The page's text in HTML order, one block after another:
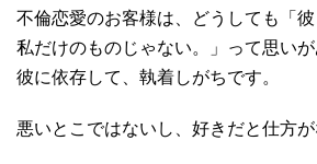
不倫恋愛のお客様は、どうしても「彼
私だけのものじゃない。」って思い
彼に依存して、執着しがちです。
悪いとこではないし、好きだと仕方が